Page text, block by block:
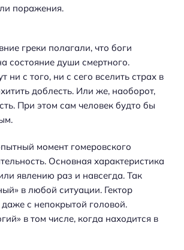
поражения.
греки полагали, что боги
состояние души смертного.
ни с того, ни с сего вселить страх в
доблесть. Или же, наоборот,
При этом сам человек будто бы
момент гомеровского
Основная характеристика
явлению раз и навсегда. Так
в любой ситуации. Гектор
с непокрытой головой.
в том числе, когда находится в